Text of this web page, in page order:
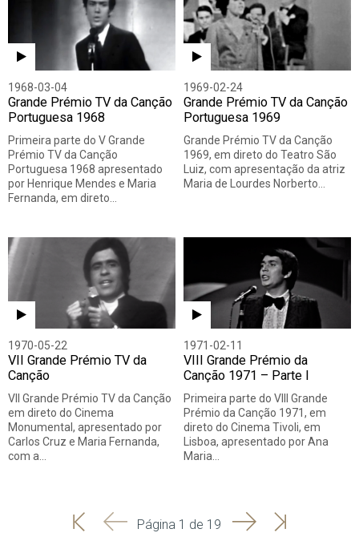
1968-03-04
Grande Prémio TV da Canção
Portuguesa 1968
Primeira parte do V Grande
Prémio TV da Canção
Portuguesa 1968 apresentado
por Henrique Mendes e Maria
Fernanda, em direto…
1969-02-24
Grande Prémio TV da Canção
Portuguesa 1969
Grande Prémio TV da Canção
1969, em direto do Teatro São
Luiz, com apresentação da atriz
Maria de Lourdes Norberto…
1970-05-22
VII Grande Prémio TV da
Canção
VII Grande Prémio TV da Canção
em direto do Cinema
Monumental, apresentado por
Carlos Cruz e Maria Fernanda,
com a…
1971-02-11
VIII Grande Prémio da
Canção 1971 – Parte I
Primeira parte do VIII Grande
Prémio da Canção 1971, em
direto do Cinema Tivoli, em
Lisboa, apresentado por Ana
Maria…
'
'
Página 1 de 19 SeguinteÚltima